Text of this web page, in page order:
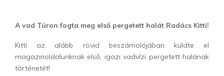
A vad Túron fogta meg első pergetett halát Radács Kitti!
Kitti az alább rövid beszámolójában küldte el
magazinoldalunknak első, igazi vadvízi pergetett halának
történetét!